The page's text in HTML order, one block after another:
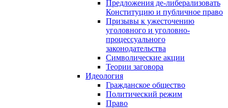
Предложения де-либерализовать
Конституцию и публичное право
Призывы к ужесточению
уголовного и уголовно-
процессуального
законодательства
Символические акции
Теории заговора
Идеология
Гражданское общество
Политический режим
Право